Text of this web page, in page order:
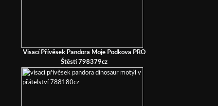
Visací Přívěsek Pandora Moje Podkova PRO
Štěstí 798379cz